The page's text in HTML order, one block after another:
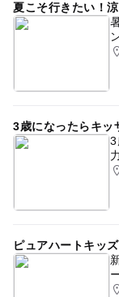
夏こそ行きたい！
3歳になったらキッ
3
ピュアハートキッ